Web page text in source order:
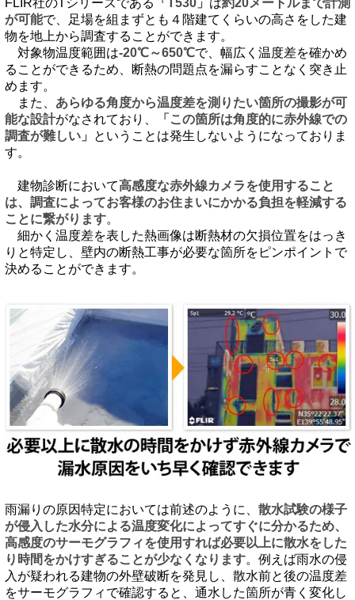
が可能で、足場を組まずとも４階建てくらいの高さをした建
物を地上から調査することができます。
対象物温度範囲は-20℃～650℃で、幅広く温度差を確かめ
ることができるため、断熱の問題点を漏らすことなく突き止
めます。
また、 あらゆる角度から温度差を測りたい箇所の撮影が可
能な設計がなされており、
「この箇所は角度的に赤外線での
調査が難しい」
ということは発生しないようになっておりま
す。
建物診断において高感度な赤外線カメラを使用すること
は、調査によってお客様のお住まいにかかる負担を軽減する
ことに繋がります。
細かく温度差を表した熱画像は断熱材の欠損位置をはっき
りと特定し、壁内の断熱工事が必要な箇所をピンポイントで
決めることができます。
雨漏りの原因特定においては前述のように、 散水試験の様子
が侵入した水分による温度変化によってすぐに分かるため、
高感度のサーモグラフィを使用すれば必要以上に散水をした
り時間をかけすぎることが少なくなります。例えば雨水の侵
入が疑われる建物の外壁破断を発見し、散水前と後の温度差
をサーモグラフィで確認すると、通水した箇所が青く変化し